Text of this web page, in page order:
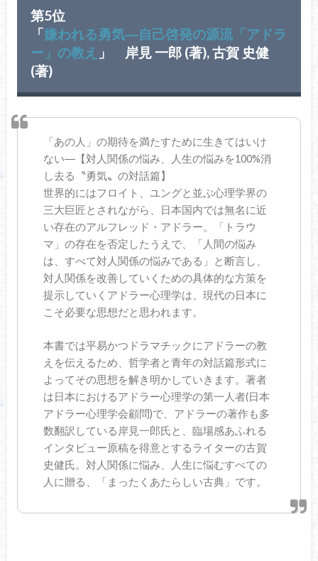
第5位
「嫌われる勇気―自己啓発の源流「アドラ
ー」の教え 」 岸見 一郎 (著), 古賀 史健
(著)
「あの人」の期待を満たすために生きてはいけ
ない―【対人関係の悩み、人生の悩みを100%消
し去る〝勇気〟の対話篇】
世界的にはフロイト、ユングと並ぶ心理学界の
三大巨匠とされながら、日本国内では無名に近
い存在のアルフレッド・アドラー。「トラウ
マ」の存在を否定したうえで、「人間の悩み
は、すべて対人関係の悩みである」と断言し、
対人関係を改善していくための具体的な方策を
提示していくアドラー心理学は、現代の日本に
こそ必要な思想だと思われます。
本書では平易かつドラマチックにアドラーの教
えを伝えるため、哲学者と青年の対話篇形式に
よってその思想を解き明かしていきます。著者
は日本におけるアドラー心理学の第一人者(日本
アドラー心理学会顧問)で、アドラーの著作も多
数翻訳している岸見一郎氏と、臨場感あふれる
インタビュー原稿を得意とするライターの古賀
史健氏。対人関係に悩み、人生に悩むすべての
人に贈る、「まったくあたらしい古典」です。